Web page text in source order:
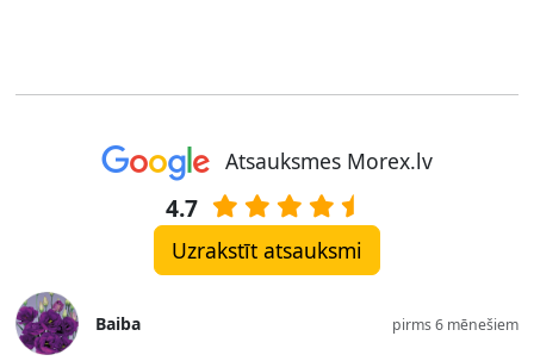
Atsauksmes Morex.lv
4.7
Uzrakstīt atsauksmi
Baiba pirms 6 mēnešiem